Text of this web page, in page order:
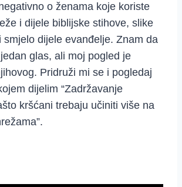
o ženama koje koriste
i dijele biblijske stihove, slike
smjelo dijele evanđelje. Znam da
glas, ali moj pogled je
Pridruži mi se i pogledaj
dijelim “Zadržavanje
kršćani trebaju učiniti više na